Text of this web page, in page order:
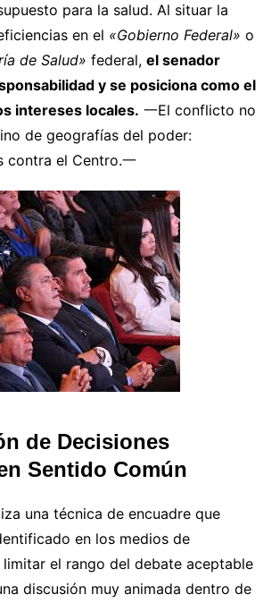
para la salud. Al situar la
en el «Gobierno Federal» o
de Salud» federal, el senador
y se posiciona como el
intereses locales. 一El conflicto no
de geografías del poder:
contra el Centro.一
de Decisiones
Sentido Común
una técnica de encuadre que
en los medios de
el rango del debate aceptable
discusión muy animada dentro de